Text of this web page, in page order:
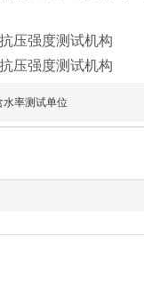
压强度测试机构
压强度测试机构
水率测试单位